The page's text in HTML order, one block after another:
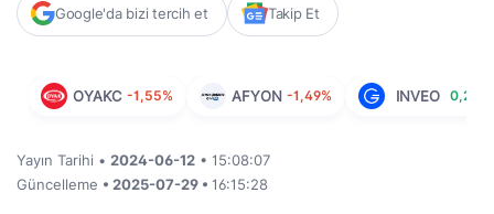
Google'da bizi tercih et Takip Et
OYAKC -1,55% AFYON -1,49% INVEO 0,28%
Yayın Tarihi • 2024-06-12 • 15:08:07
Güncelleme • 2025-07-29 • 16:15:28